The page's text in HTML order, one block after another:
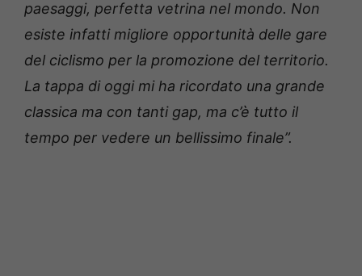
paesaggi, perfetta vetrina nel mondo. Non
esiste infatti migliore opportunità delle gare
del ciclismo per la promozione del territorio.
La tappa di oggi mi ha ricordato una grande
classica ma con tanti gap, ma c’è tutto il
tempo per vedere un bellissimo finale”.